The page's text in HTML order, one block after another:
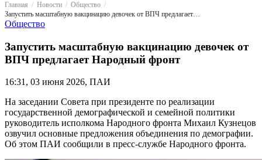
Главная Новости
Общество
Запустить масштабную вакцинацию девочек от ВПЧ предлагает Народный фронт
Общество
Запустить масштабную вакцинацию девочек от
ВПЧ предлагает Народный фронт
16:31, 03 июня 2026, ПАИ
На заседании Совета при президенте по реализации
государственной демографической и семейной политики
руководитель исполкома Народного фронта Михаил Кузнецов
озвучил основные предложения объединения по демографии.
Об этом ПАИ сообщили в пресс-службе Народного фронта.